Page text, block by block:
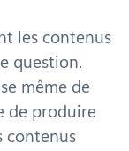
les contenus
question.
même de
de produire
contenus